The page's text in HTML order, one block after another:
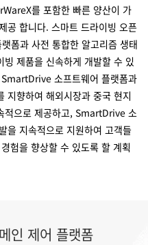
를 포함한 빠른 양산이 가
공 합니다. 스마트 드라이빙 오픈
폼과 사전 통합한 알고리즘 생태
제품을 신속하게 개발할 수 있
소프트웨어 플랫폼과
지향하여 해외시장과 중국 현지
적으로 제공하고, SmartDrive 소
을 지속적으로 지원하여 고객들
험을 향상할 수 있도록 할 계획
인 제어 플랫폼